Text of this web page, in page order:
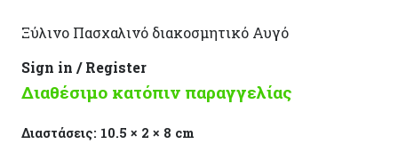
Ξύλινο Πασχαλινό διακοσμητικό Αυγό
Sign in / Register
Διαθέσιμο κατόπιν παραγγελίας
Διαστάσεις: 10.5 × 2 × 8 cm